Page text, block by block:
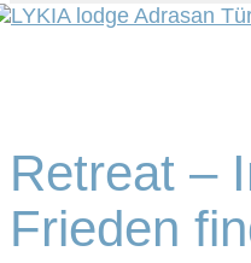
Retreat –
Frieden